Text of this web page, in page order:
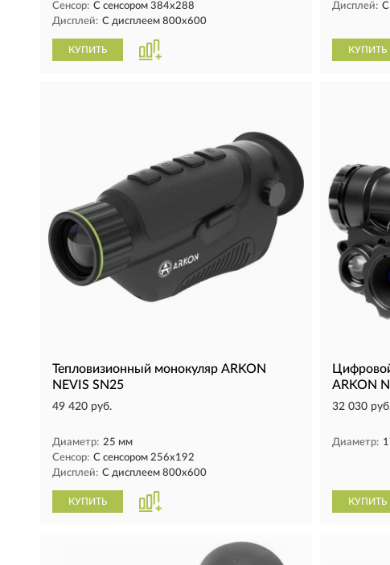
Сенсор: С сенсором 384x288
Дисплей: С дисплеем 800х600
КУПИТЬ
Дисплей: С
КУПИТЬ
Тепловизионный монокуляр ARKON
NEVIS SN25
49 420 руб.
Диаметр: 25 мм
Сенсор: С сенсором 256x192
Дисплей: С дисплеем 800х600
КУПИТЬ
ARKON
32 030
Диаметр:
КУПИТЬ